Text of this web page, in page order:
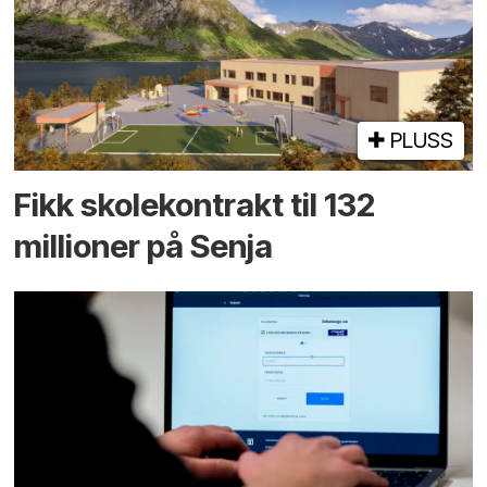
PLUSS
Fikk skole­kontrakt til 132
millioner på Senja